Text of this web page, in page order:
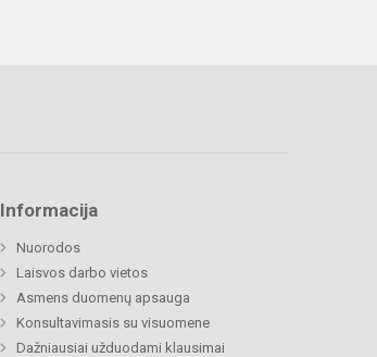
Informacija
Nuorodos
Laisvos darbo vietos
Asmens duomenų apsauga
Konsultavimasis su visuomene
Dažniausiai užduodami klausimai